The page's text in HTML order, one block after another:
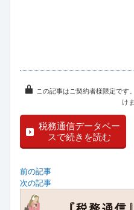
この記事はご契約者様限定です
け
税務通信データベー
スで続きを読む
前の記事
次の記事